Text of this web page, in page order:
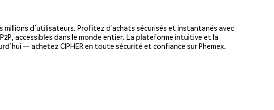
millions d’utilisateurs. Profitez d’achats sécurisés et instantanés avec
accessibles dans le monde entier. La plateforme intuitive et la
— achetez CIPHER en toute sécurité et confiance sur Phemex.